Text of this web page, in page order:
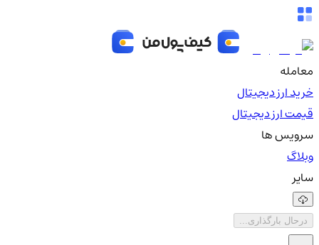
معامله
خرید ارز دیجیتال
قیمت ارز دیجیتال
سرویس ها
وبلاگ
سایر
درحال بارگذاری...